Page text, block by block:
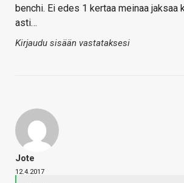
benchi. Ei edes 1 kertaa meinaa jaksaa
asti…
Kirjaudu sisään vastataksesi
Jote
12.4.2017